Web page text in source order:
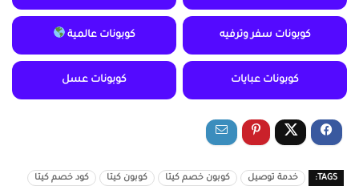
كوبونات سفر وترفيه كوبونات عالمية
كوبونات عبايات كوبونات عسل
TAGS: خدمة توصيل كوبون خصم كيتا كوبون كيتا كود خصم كيتا